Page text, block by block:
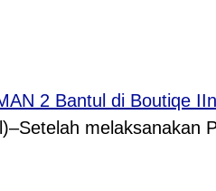
2 Bantul di Boutiqe
melaksanakan